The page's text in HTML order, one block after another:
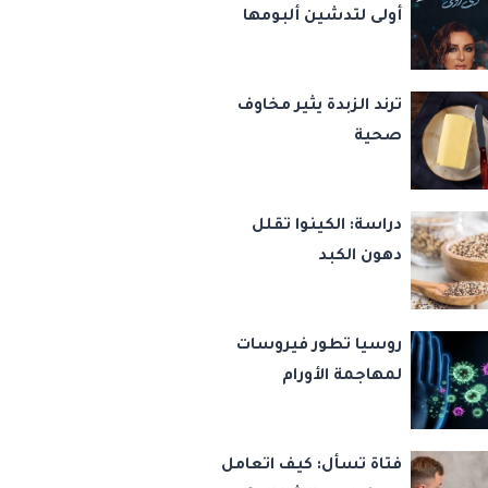
أولى لتدشين ألبومها
ترند الزبدة يثير مخاوف
صحية
دراسة: الكينوا تقلل
دهون الكبد
روسيا تطور فيروسات
لمهاجمة الأورام
فتاة تسأل: كيف اتعامل